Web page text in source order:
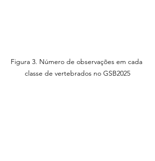
Figura 3. Número de observações em cada
classe de vertebrados no GSB2025